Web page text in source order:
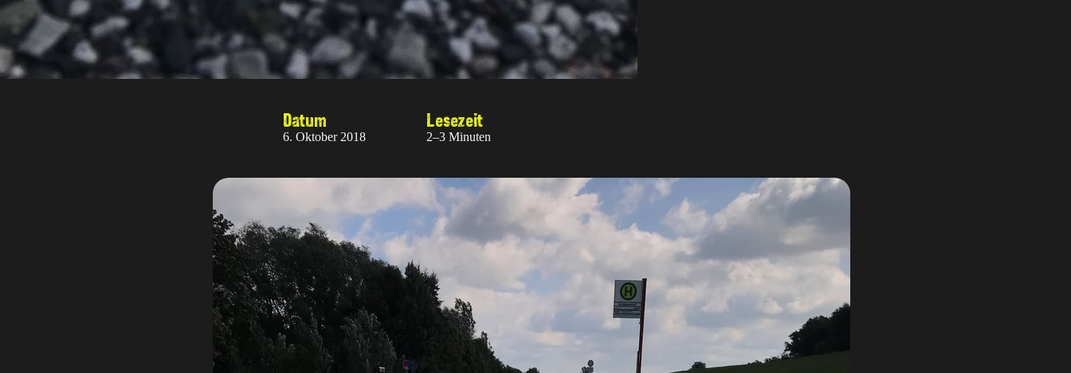
Datum
6. Oktober 2018
Lesezeit
2–3 Minuten